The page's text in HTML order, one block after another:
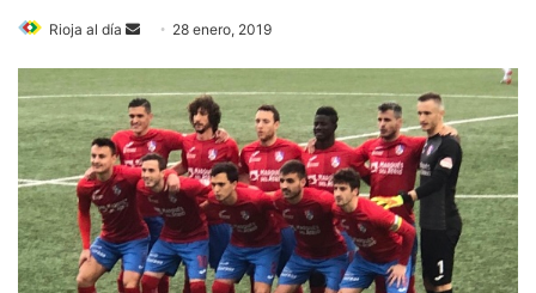
Rioja al día
n
d
a
n
m
a
i
28 enero, 2019